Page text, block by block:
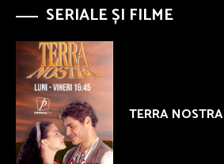
SERIALE ȘI FILME
TERRA NOSTRA